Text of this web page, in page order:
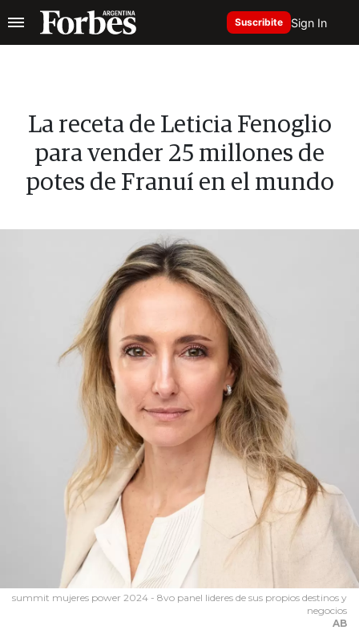
Suscribite Sign In
La receta de Leticia Fenoglio
para vender 25 millones de
potes de Franuí en el mundo
summit mujeres power 2024 - 8vo panel lideres de sus propios destinos y
negocios
AB